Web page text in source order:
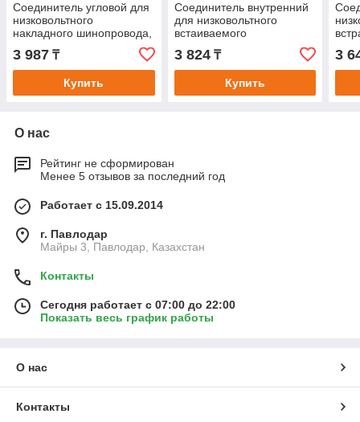
Соединитель угловой для
низковольтного
накладного шинопровода,
белый, LD2001
3 987 ₸
Купить
Соединитель внутренний
для низковольтного
встаиваемого
шинопровода, черный,
LD2005
3 824₸
Купить
3
О нас
Рейтинг не сформирован
Менее 5 отзывов за последний год
Работает с 15.09.2014
г. Павлодар
Майры 3, Павлодар, Казахстан
Контакты
Сегодня работает с 07:00 до 22:00
Показать весь график работы
О нас
Контакты